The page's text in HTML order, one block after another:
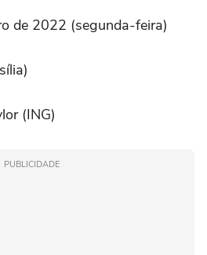
de 2022 (segunda-feira)
(ING)
PUBLICIDADE